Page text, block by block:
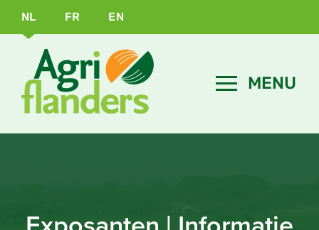
NL FR EN